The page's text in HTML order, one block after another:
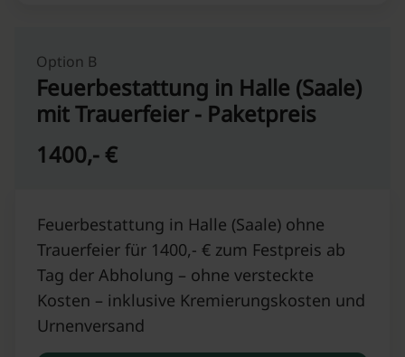
Option B
Feuerbestattung in Halle (Saale)
mit Trauerfeier - Paketpreis
1400,- €
Feuerbestattung in Halle (Saale) ohne
Trauerfeier für 1400,- € zum Festpreis ab
Tag der Abholung – ohne versteckte
Kosten – inklusive Kremierungskosten und
Urnenversand